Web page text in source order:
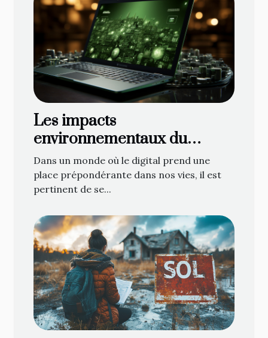
Les impacts
environnementaux du
marketing numérique
Dans un monde où le digital prend une
place prépondérante dans nos vies, il est
pertinent de se...